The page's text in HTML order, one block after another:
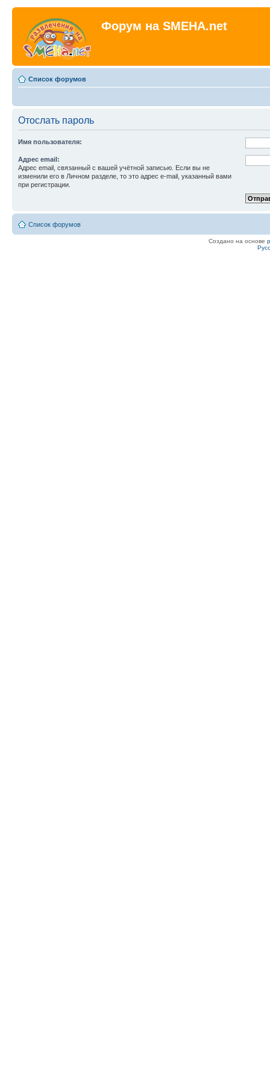
Форум на SMEHA.net
Список форумов
Отослать пароль
Имя пользователя:
Адрес email:
Адрес email, связанный с вашей учётной записью. Если вы не
изменили его в Личном разделе, то это адрес e-mail, указанный вами
при регистрации.
Список форумов
Создано на основе